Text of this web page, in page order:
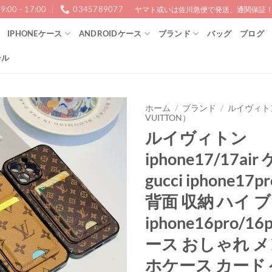
- 17:00 0345789077 ヤマト或いは佐川急便で発送、通関保証
IPHONEケース ANDROIDケース ブランド バッグ ブログ
ホーム / ブランド / ルイヴィ
VUITTON）
ルイヴィトン
iphone17/17air
gucci
背面 収納 ハイ
iphone16pro/
ース おしゃれ
ホケース カード